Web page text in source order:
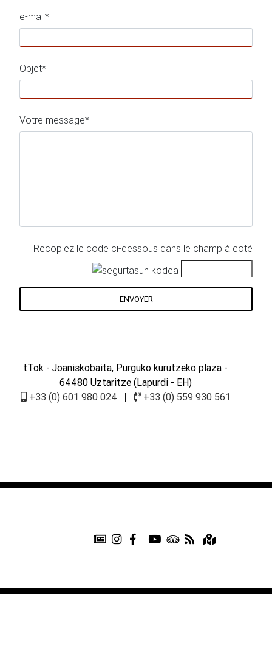
e-mail*
Objet*
Votre message*
Recopiez le code ci-dessous dans le champ à coté
ENVOYER
tTok - Joaniskobaita, Purguko kurutzeko plaza -
64480 Uztaritze (Lapurdi - EH)
+33 (0) 601 980 024
| +33 (0) 559 930 561